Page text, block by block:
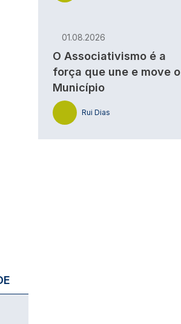
01.08.2026
O Associativismo é a
força que une e move o
Município
Rui Dias